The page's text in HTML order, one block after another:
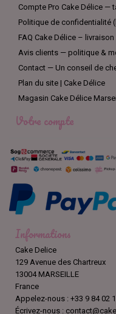
Compte Pro Cake Délice —
Politique de confidentialité
FAQ Cake Délice –
Avis clients — politique &
Contact — Un conseil de
Plan du site | Cake Délice
Magasin Cake Délice
Votre compte
Informations
Cake Delice
129 Avenue des Chartreux
13004 MARSEILLE
France
Appelez-nous : +33 9 84 02
Écrivez-nous :